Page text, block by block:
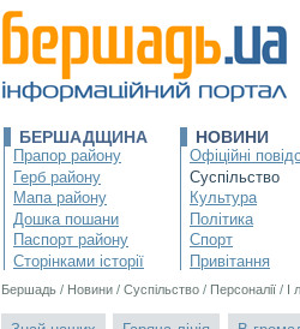
БЕРШАДЩИНА
Прапор району
Герб району
Мапа району
Дошка пошани
Паспорт району
Сторінками історії
НОВИНИ
Офіційні
Суспільство
Культура
Політика
Спорт
Привітання
Бершадь / Новини / Суспільство / Персоналії / І